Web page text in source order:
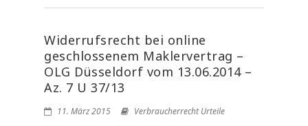
Widerrufsrecht bei online
geschlossenem Maklervertrag –
OLG Düsseldorf vom 13.06.2014 –
Az. 7 U 37/13
11. März 2015 Verbraucherrecht Urteile